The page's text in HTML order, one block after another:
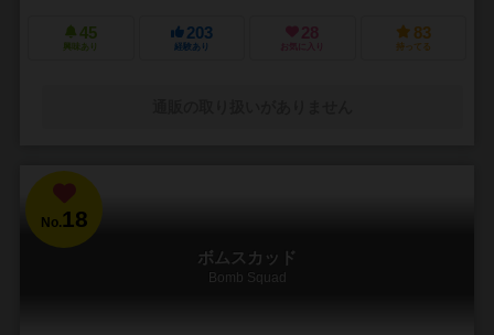
45
興味あり
203
経験あり
28
お気に入り
83
持ってる
No.18
ボムスカッド
Bomb Squad